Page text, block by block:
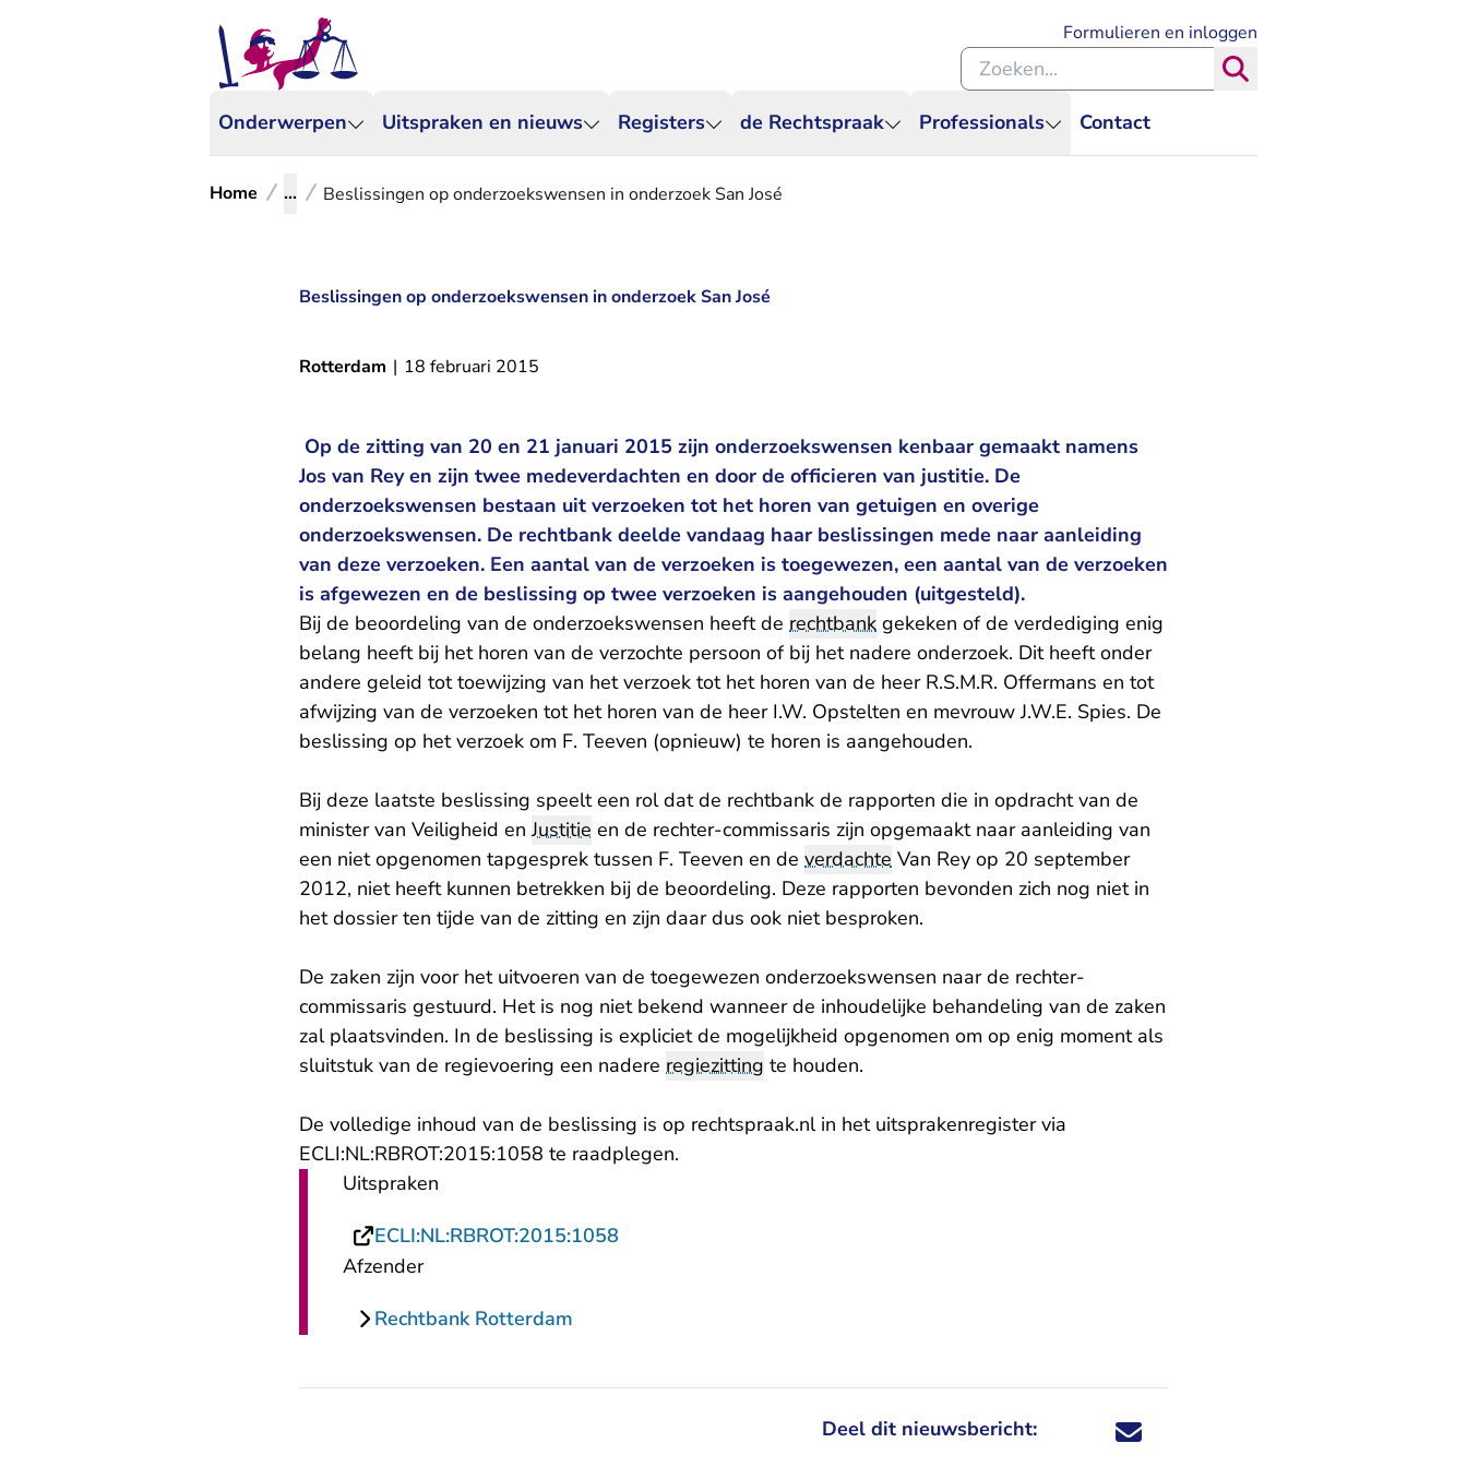
Onderwerpen Uitspraken en nieuws Registers de Rechtspraak Professionals Contact
Formulieren en inloggen
Zoeken binnen de Rechtspraak
Home ... Beslissingen op onderzoekswensen in onderzoek San José
Beslissingen op onderzoekswensen in onderzoek San José
Rotterdam | 18 februari 2015
Op de zitting van 20 en 21 januari 2015 zijn onderzoekswensen kenbaar gemaakt namens
Jos van Rey en zijn twee medeverdachten en door de officieren van justitie. De
onderzoekswensen bestaan uit verzoeken tot het horen van getuigen en overige
onderzoekswensen. De rechtbank deelde vandaag haar beslissingen mede naar aanleiding
van deze verzoeken. Een aantal van de verzoeken is toegewezen, een aantal van de verzoeken
is afgewezen en de beslissing op twee verzoeken is aangehouden (uitgesteld).
Bij de beoordeling van de onderzoekswensen heeft de rechtbank gekeken of de verdediging enig
belang heeft bij het horen van de verzochte persoon of bij het nadere onderzoek. Dit heeft onder
andere geleid tot toewijzing van het verzoek tot het horen van de heer R.S.M.R. Offermans en tot
afwijzing van de verzoeken tot het horen van de heer I.W. Opstelten en mevrouw J.W.E. Spies. De
beslissing op het verzoek om F. Teeven (opnieuw) te horen is aangehouden.
Bij deze laatste beslissing speelt een rol dat de rechtbank de rapporten die in opdracht van de
minister van Veiligheid enJustitie en de rechter-commissaris zijn opgemaakt naar aanleiding van
een niet opgenomen tapgesprek tussen F. Teeven en de verdachte Van Rey op 20 september
2012, niet heeft kunnen betrekken bij de beoordeling. Deze rapporten bevonden zich nog niet in
het dossier ten tijde van de zitting en zijn daar dus ook niet besproken.
De zaken zijn voor het uitvoeren van de toegewezen onderzoekswensen naar de rechter-
commissaris gestuurd. Het is nog niet bekend wanneer de inhoudelijke behandeling van de zaken
zal plaatsvinden. In de beslissing is expliciet de mogelijkheid opgenomen om op enig moment als
sluitstuk van de regievoering een nadere regiezitting te houden.
De volledige inhoud van de beslissing is op rechtspraak.nl in het uitsprakenregister via
ECLI:NL:RBROT:2015:1058 te raadplegen.
Uitspraken
ECLI:NL:RBROT:2015:1058
Afzender
Rechtbank Rotterdam
Deel dit nieuwsbericht: Deel dit nieuwsbericht via X - U verlaat
Deel dit nieuwsbericht via Facebook - U
Deel dit nieuwsbericht via e-mail
Deel dit nieuwsbericht via LinkedIn - U